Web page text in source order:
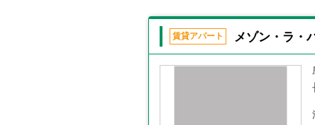
賃貸アパート メゾン・ラ・